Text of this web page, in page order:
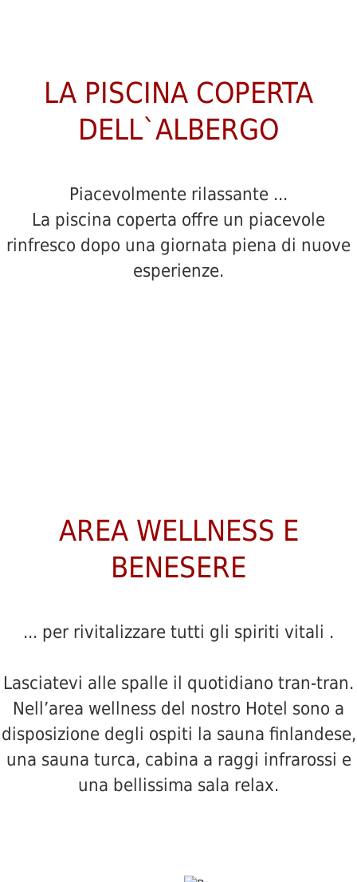
LA PISCINA COPERTA
DELL`ALBERGO
Piacevolmente rilassante ...
La piscina coperta offre un piacevole
rinfresco dopo una giornata piena di nuove
esperienze.
AREA WELLNESS E
BENESERE
... per rivitalizzare tutti gli spiriti vitali .
Lasciatevi alle spalle il quotidiano tran-tran.
Nell’area wellness del nostro Hotel sono a
disposizione degli ospiti la sauna finlandese,
una sauna turca, cabina a raggi infrarossi e
una bellissima sala relax.